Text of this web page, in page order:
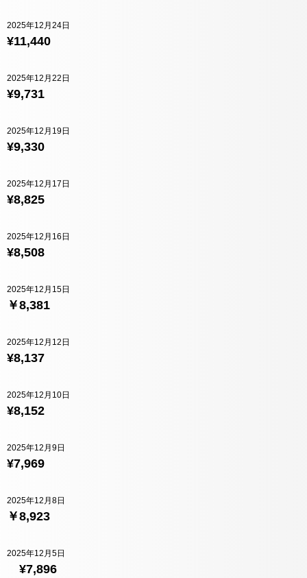
¥11,440
2025年12月24日
¥9,731
2025年12月22日
¥9,330
2025年12月19日
¥8,825
2025年12月17日
¥8,508
2025年12月16日
￥8,381
2025年12月15日
¥8,137
2025年12月12日
¥8,152
2025年12月10日
¥7,969
2025年12月9日
￥8,923
2025年12月8日
¥7,896
2025年12月5日